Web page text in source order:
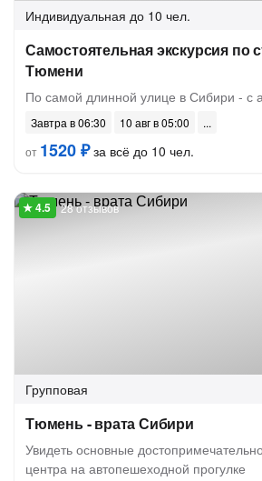
Индивидуальная до 10 чел.
Самостоятельная экскурсия по
Тюмени
По самой длинной улице в Сибири - с
Завтра в 06:30
10 авг в 05:00
от 1520 ₽за всё до 10 чел.
28 отзывов
Групповая
Тюмень - врата Сибири
Увидеть основные
центра на автопешеходной прогулке